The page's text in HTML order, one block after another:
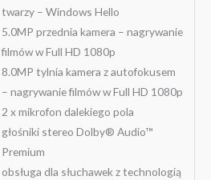
twarzy – Windows Hello
5.0MP przednia kamera – nagrywanie
filmów w Full HD 1080p
8.0MP tylnia kamera z autofokusem
– nagrywanie filmów w Full HD 1080p
2 x mikrofon dalekiego pola
głośniki stereo Dolby® Audio™
Premium
obsługa dla słuchawek z technologią